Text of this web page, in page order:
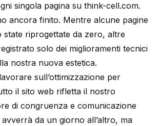
singola pagina su think-cell.com.
ancora finito. Mentre alcune pagine
state riprogettate da zero, altre
solo dei miglioramenti tecnici
nostra nuova estetica.
sull’ottimizzazione per
il sito web rifletta il nostro
di congruenza e comunicazione
da un giorno all’altro, ma